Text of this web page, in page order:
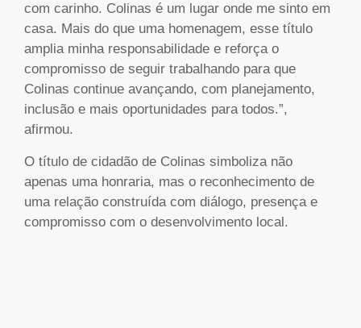
com carinho. Colinas é um lugar onde me sinto em
casa. Mais do que uma homenagem, esse título
amplia minha responsabilidade e reforça o
compromisso de seguir trabalhando para que
Colinas continue avançando, com planejamento,
inclusão e mais oportunidades para todos.”,
afirmou.
O título de cidadão de Colinas simboliza não
apenas uma honraria, mas o reconhecimento de
uma relação construída com diálogo, presença e
compromisso com o desenvolvimento local.